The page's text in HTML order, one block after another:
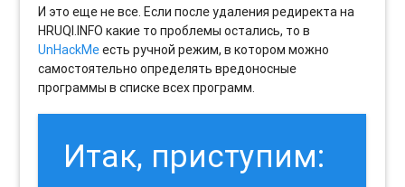
И это еще не все. Если после удаления редиректа на
HRUQI.INFO какие то проблемы остались, то в
UnHackMeесть ручной режим, в котором можно
самостоятельно определять вредоносные
программы в списке всех программ.
Итак, приступим: